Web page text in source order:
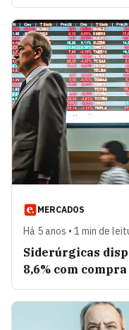
MERCADOS
Há 5 anos • 1 min de
Siderúrgicas
8,6% com